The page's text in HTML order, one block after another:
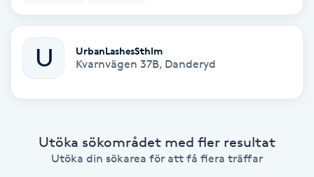
Eyeliner-tatuering
Face framing
Faceliftmassage
U UrbanLashesSthlm
Kvarnvägen 37B, Danderyd
Utöka sökområdet med fler resultat
Utöka din sökarea för att få flera träffar